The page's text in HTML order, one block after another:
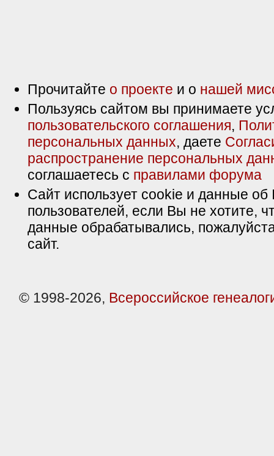
Прочитайте о проекте и о нашей
Пользуясь сайтом вы принимаете
пользовательского соглашения,
персональных данных, даете
распространение персональных
соглашаетесь с правилами форума
Сайт использует cookie и данные об
пользователей, если Вы не хотите,
данные обрабатывались,
сайт.
© 1998-2026, Всероссийское